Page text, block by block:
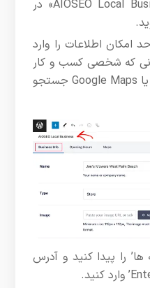
اکنون باید به بخش «AIOSEO Local Business» در
امکان اطلاعات را وارد
که شخصی کسب و کار
شما را در جستجوی Google یا Google Maps جستجو
را پیدا کنید و آدرس